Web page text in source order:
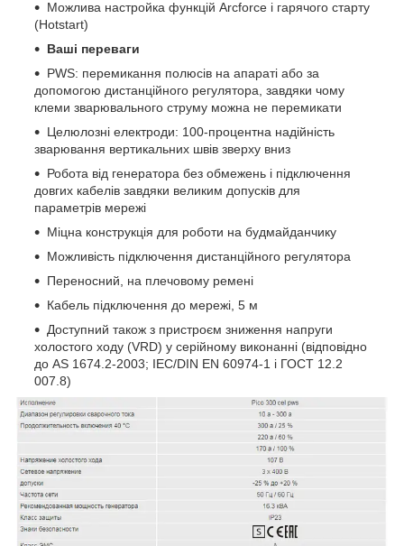
Можлива настройка функцій Arcforce і гарячого старту
(Hotstart)
Ваші переваги
PWS: перемикання полюсів на апараті або за
допомогою дистанційного регулятора, завдяки чому
клеми зварювального струму можна не перемикати
Целюлозні електроди: 100-процентна надійність
зварювання вертикальних швів зверху вниз
Робота від генератора без обмежень і підключення
довгих кабелів завдяки великим допусків для
параметрів мережі
Міцна конструкція для роботи на будмайданчику
Можливість підключення дистанційного регулятора
Переносний, на плечовому ремені
Кабель підключення до мережі, 5 м
Доступний також з пристроєм зниження напруги
холостого ходу (VRD) у серійному виконанні (відповідно
до AS 1674.2-2003; IEC/DIN EN 60974-1 і ГОСТ 12.2
007.8)